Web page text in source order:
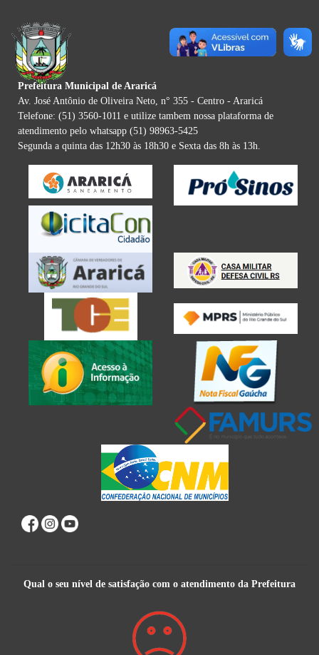
Prefeitura Municipal de Araricá
Av. José Antônio de Oliveira Neto, n° 355 - Centro - Araricá
Telefone: (51) 3560-1011 e utilize tambem nossa plataforma de
atendimento pelo whatsapp (51) 98963-5425
Segunda a quinta das 12h30 às 18h30 e Sexta das 8h às 13h.
Qual o seu nível de satisfação com o atendimento da Prefeitura